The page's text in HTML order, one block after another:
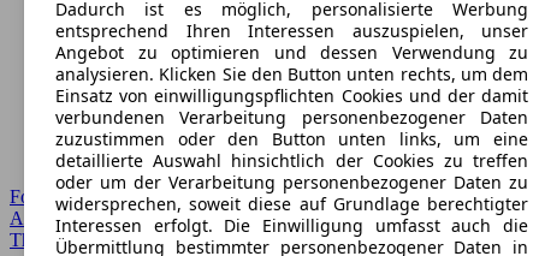
Forum Startseite
Alle Auto-Foren
Themen-Forum
Dadurch ist es möglich, personalisierte Werbung
entsprechend Ihren Interessen auszuspielen, unser
Angebot zu optimieren und dessen Verwendung zu
analysieren. Klicken Sie den Button unten rechts, um dem
Einsatz von einwilligungspflichten Cookies und der damit
verbundenen Verarbeitung personenbezogener Daten
zuzustimmen oder den Button unten links, um eine
detaillierte Auswahl hinsichtlich der Cookies zu treffen
oder um der Verarbeitung personenbezogener Daten zu
widersprechen, soweit diese auf Grundlage berechtigter
Interessen erfolgt. Die Einwilligung umfasst auch die
Übermittlung bestimmter personenbezogener Daten in